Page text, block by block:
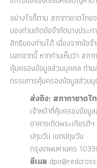
อย่างไรก็ตาม สภากาชาดไท
ของท่านเกิดข้อจำกัดบางประ
สิทธิของท่านได้ เนื่องจากข้อ
นอกจากนี้ หากท่านเห็นว่า สภ
คุ้มครองข้อมูลส่วนบุคคล ท่า
กรรมการคุ้มครองข้อมูลส่วน
ส่งถึง: สภากาชาดไ
เจ้าหน้าที่คุ้มครองข้อมู
อาคารเทิดพระเกียร
ปทุมวัน เขตปทุมวัน
กรุงเทพมหานคร
อีเมล